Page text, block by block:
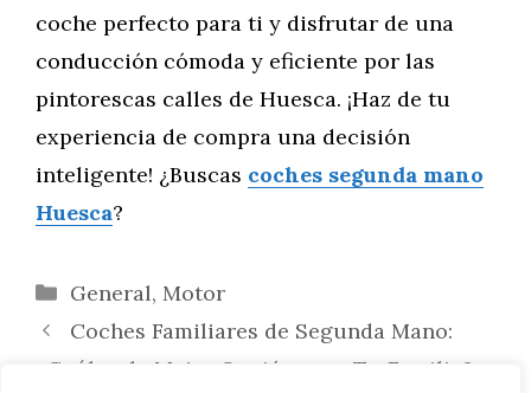
coche perfecto para ti y disfrutar de una
conducción cómoda y eficiente por las
pintorescas calles de Huesca. ¡Haz de tu
experiencia de compra una decisión
inteligente! ¿Buscas coches segunda mano
Huesca?
Categorías
General, Motor
Coches Familiares de Segunda Mano:
¿Cuál es la Mejor Opción para Tu Familia?